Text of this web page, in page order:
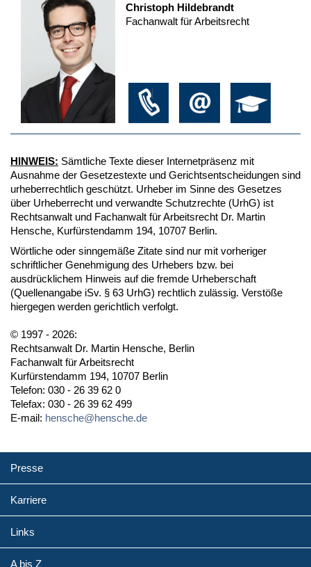
Christoph Hildebrandt
Fachanwalt für Arbeitsrecht
HINWEIS: Sämtliche Texte dieser Internetpräsenz mit
Ausnahme der Gesetzestexte und Gerichtsentscheidungen sind
urheberrechtlich geschützt. Urheber im Sinne des Gesetzes
über Urheberrecht und verwandte Schutzrechte (UrhG) ist
Rechtsanwalt und Fachanwalt für Arbeitsrecht Dr. Martin
Hensche, Kurfürstendamm 194, 10707 Berlin.
Wörtliche oder sinngemäße Zitate sind nur mit vorheriger
schriftlicher Genehmigung des Urhebers bzw. bei
ausdrücklichem Hinweis auf die fremde Urheberschaft
(Quellenangabe iSv. § 63 UrhG) rechtlich zulässig. Verstöße
hiergegen werden gerichtlich verfolgt.
© 1997 - 2026:
Rechtsanwalt Dr. Martin Hensche, Berlin
Fachanwalt für Arbeitsrecht
Kurfürstendamm 194, 10707 Berlin
Telefon: 030 - 26 39 62 0
Telefax: 030 - 26 39 62 499
E-mail: hensche@hensche.de
Presse
Karriere
Links
A bis Z